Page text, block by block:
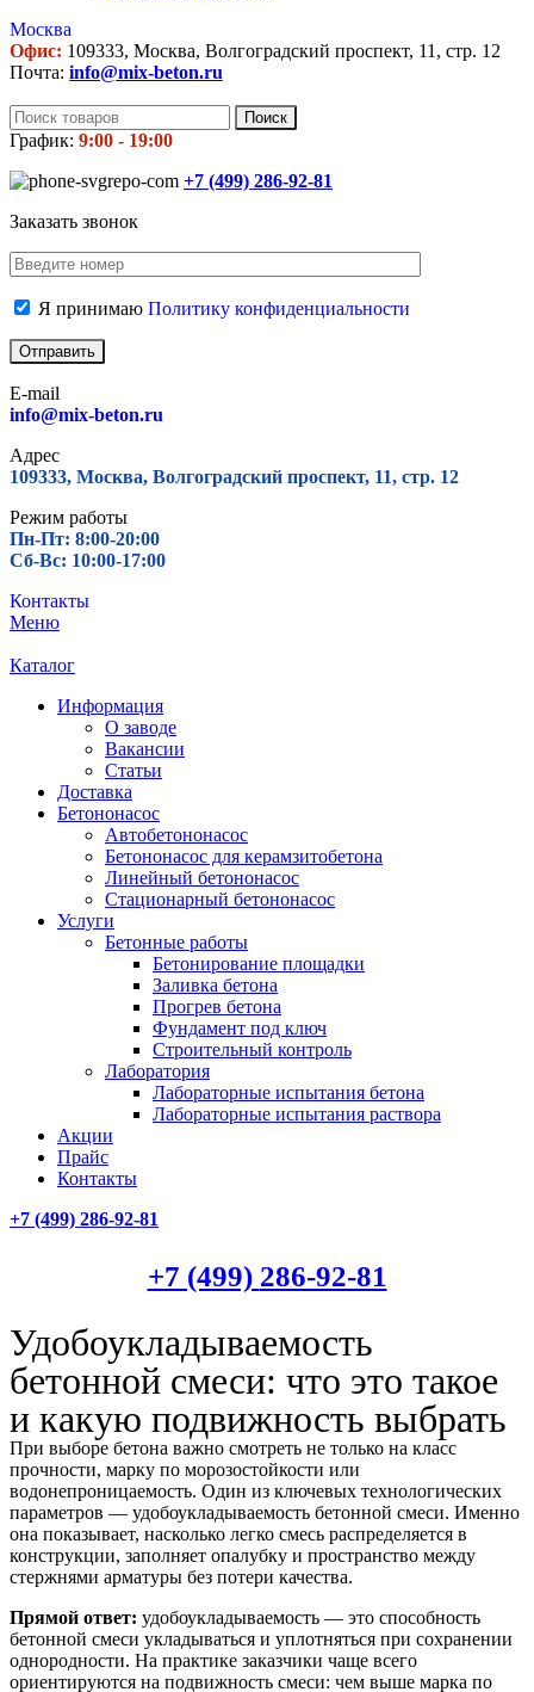
Москва
Офис: 109333, Москва, Волгоградский проспект, 11, стр. 12
Почта: info@mix-beton.ru
Поиск
График: 9:00 - 19:00
+7 (499) 286-92-81
Заказать звонок
Я принимаю Политику конфиденциальности
E-mail
info@mix-beton.ru
Адрес
109333, Москва, Волгоградский проспект, 11, стр. 12
Режим работы
Пн-Пт: 8:00-20:00
Сб-Вс: 10:00-17:00
Контакты
Меню
Каталог
Информация
О заводе
Вакансии
Статьи
Доставка
Бетононасос
Автобетононасос
Бетононасос для керамзитобетона
Линейный бетононасос
Стационарный бетононасос
Услуги
Бетонные работы
Бетонирование площадки
Заливка бетона
Прогрев бетона
Фундамент под ключ
Строительный контроль
Лаборатория
Лабораторные испытания бетона
Лабораторные испытания раствора
Акции
Прайс
Контакты
+7 (499) 286-92-81
+7 (499) 286-92-81
Удобоукладываемость
бетонной смеси: что это такое
и какую подвижность выбрать
При выборе бетона важно смотреть не только на класс
прочности, марку по морозостойкости или
водонепроницаемость. Один из ключевых технологических
параметров — удобоукладываемость бетонной смеси. Именно
она показывает, насколько легко смесь распределяется в
конструкции, заполняет опалубку и пространство между
стержнями арматуры без потери качества.
Прямой ответ: удобоукладываемость — это способность
бетонной смеси укладываться и уплотняться при сохранении
однородности. На практике заказчики чаще всего
ориентируются на подвижность смеси: чем выше марка по